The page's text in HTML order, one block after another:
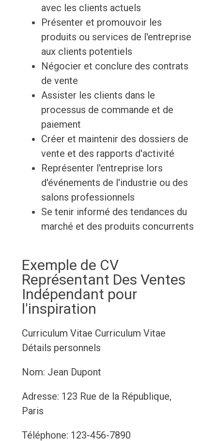
avec les clients actuels
Présenter et promouvoir les
produits ou services de l'entreprise
aux clients potentiels
Négocier et conclure des contrats
de vente
Assister les clients dans le
processus de commande et de
paiement
Créer et maintenir des dossiers de
vente et des rapports d'activité
Représenter l'entreprise lors
d'événements de l'industrie ou des
salons professionnels
Se tenir informé des tendances du
marché et des produits concurrents
Exemple de CV
Représentant Des Ventes
Indépendant pour
l'inspiration
Curriculum Vitae Curriculum Vitae
Détails personnels
Nom: Jean Dupont
Adresse: 123 Rue de la République,
Paris
Téléphone: 123-456-7890